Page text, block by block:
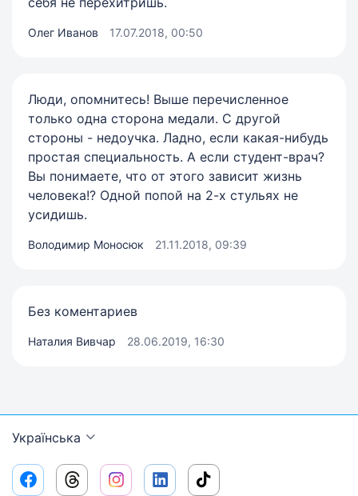
Олег Иванов 17.07.2018, 00:50
Люди, опомнитесь! Выше перечисленное
только одна сторона медали. С другой
стороны - недоучка. Ладно, если какая-нибудь
простая специальность. А если студент-врач?
Вы понимаете, что от этого зависит жизнь
человека!? Одной попой на 2-х стульях не
усидишь.
Володимир Моносюк 21.11.2018, 09:39
Без коментариев
Наталия Вивчар 28.06.2019, 16:30
Українська